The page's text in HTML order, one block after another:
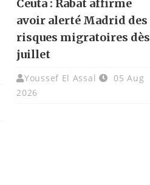
Ceuta : Rabat affirme
avoir alerté Madrid des
risques migratoires dès
juillet
Youssef El Assal
05 Aug
2026